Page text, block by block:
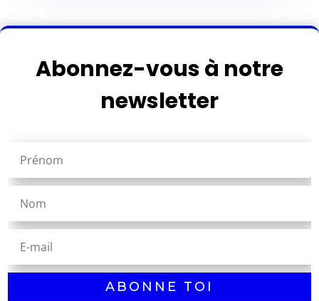
Abonnez-vous à notre
newsletter
ABONNE TOI